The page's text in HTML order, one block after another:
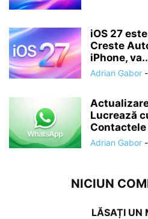
iOS 27
Creste
iPhone,
Adrian Gabor -
Lucrează
Contactele
Adrian Gabor -
NICIUN
LĂSAȚI UN